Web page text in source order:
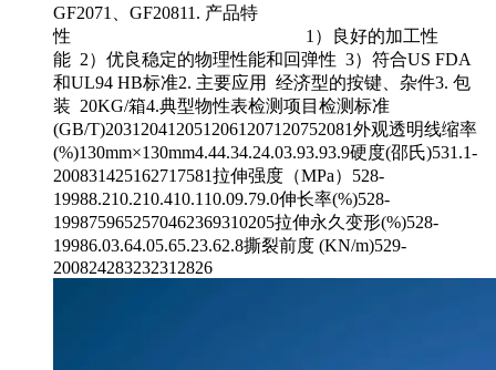
GF2071、GF20811. 产品特
性 1）良好的加工性
能 2）优良稳定的物理性能和回弹性 3）符合US FDA
和UL94 HB标准2. 主要应用 经济型的按键、杂件3. 包
装 20KG/箱4.典型物性表检测项目检测标准
(GB/T)2031204120512061207120752081外观透明线缩率
(%)130mm×130mm4.44.34.24.03.93.93.9硬度(邵氏)531.1-
200831425162717581拉伸强度（MPa）528-
19988.210.210.410.110.09.79.0伸长率(%)528-
1998759652570462369310205拉伸永久变形(%)528-
19986.03.64.05.65.23.62.8撕裂前度 (KN/m)529-
200824283232312826